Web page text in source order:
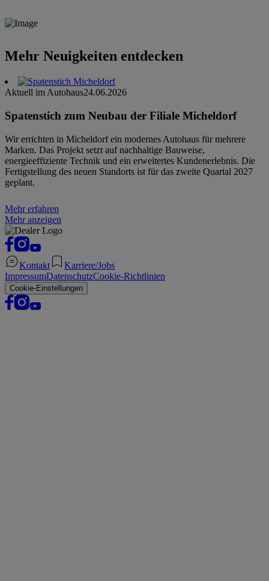
Mehr Neuigkeiten entdecken
Aktuell im Autohaus24.06.2026
Spatenstich zum Neubau der Filiale Micheldorf
Wir errichten in Micheldorf ein modernes Autohaus für mehrere
Marken. Das Projekt setzt auf nachhaltige Bauweise,
energieeffiziente Technik und ein erweitertes Kundenerlebnis. Die
Fertigstellung des neuen Standorts ist für das zweite Quartal 2027
geplant.
Mehr erfahren
Mehr anzeigen
Kontakt
Karriere/Jobs
ImpressumDatenschutzCookie-Richtlinien
Cookie-Einstellungen